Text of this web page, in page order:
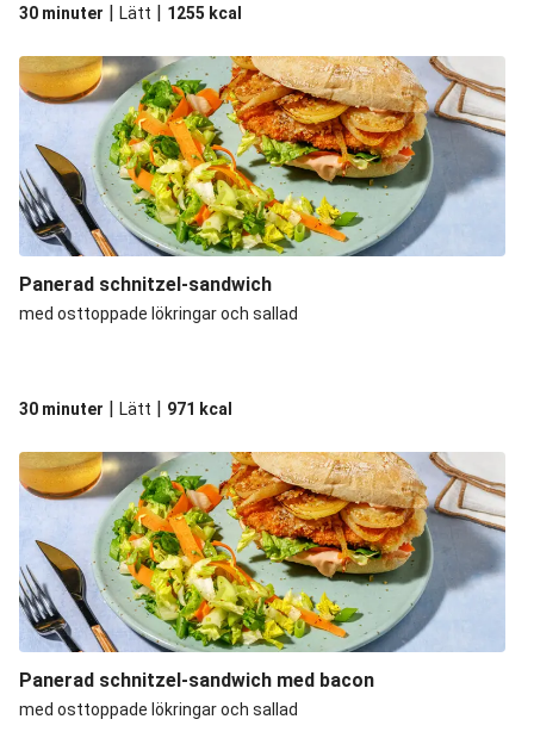
30 minuter | Lätt | 1255 kcal
Panerad schnitzel-sandwich
med osttoppade lökringar och sallad
30 minuter | Lätt | 971 kcal
Panerad schnitzel-sandwich med bacon
med osttoppade lökringar och sallad